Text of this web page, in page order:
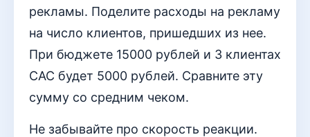
рекламы. Поделите расходы на рекламу
на число клиентов, пришедших из нее.
При бюджете 15000 рублей и 3 клиентах
CAC будет 5000 рублей. Сравните эту
сумму со средним чеком.
Не забывайте про скорость реакции.